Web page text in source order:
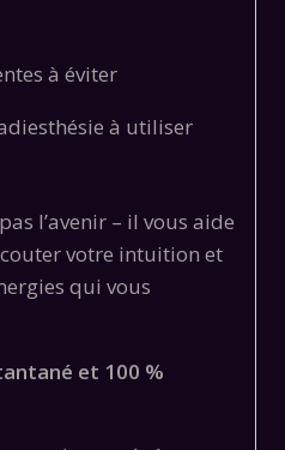
à éviter
à utiliser
l’avenir – il vous aide
votre intuition et
qui vous
et 100 %